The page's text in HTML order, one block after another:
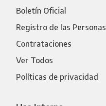
Boletín Oficial
Registro de las Personas
Contrataciones
Ver Todos
Políticas de privacidad